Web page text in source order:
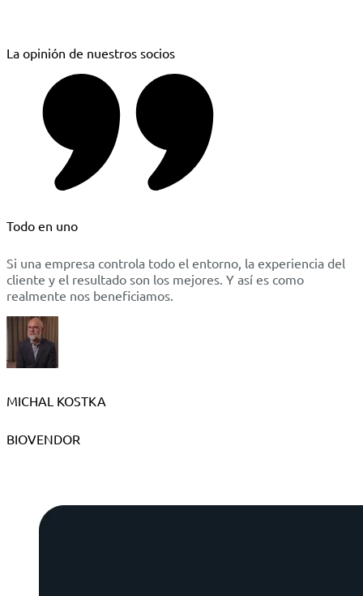
La opinión de nuestros socios
Todo en uno
Si una empresa controla todo el entorno, la experiencia del
cliente y el resultado son los mejores. Y así es como
realmente nos beneficiamos.
MICHAL KOSTKA
BIOVENDOR